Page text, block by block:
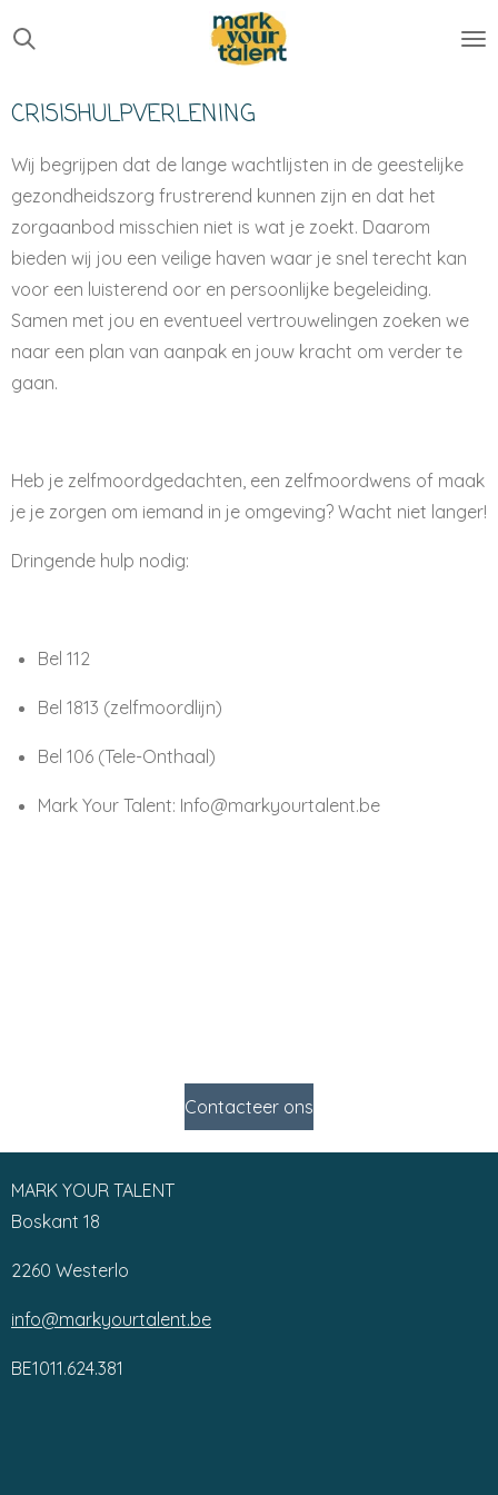
Ga
direct
de
CRISISHULPVERLENING
Wij begrijpen dat de lange wachtlijsten in de geestelijke
gezondheidszorg frustrerend kunnen zijn en dat het
zorgaanbod misschien niet is wat je zoekt. Daarom
bieden wij jou een veilige haven waar je snel terecht kan
voor een luisterend oor en persoonlijke begeleiding.
Samen met jou en eventueel vertrouwelingen zoeken we
naar een plan van aanpak en jouw kracht om verder te
gaan.
Heb je zelfmoordgedachten, een zelfmoordwens of maak
je je zorgen om iemand in je omgeving? Wacht niet langer!
Dringende hulp nodig:
Bel 112
Bel 1813 (zelfmoordlijn)
Bel 106 (Tele-Onthaal)
Mark Your Talent: Info@markyourtalent.be
Contacteer ons
MARK YOUR TALENT
Boskant 18
2260 Westerlo
info@markyourtalent.be
BE1011.624.381